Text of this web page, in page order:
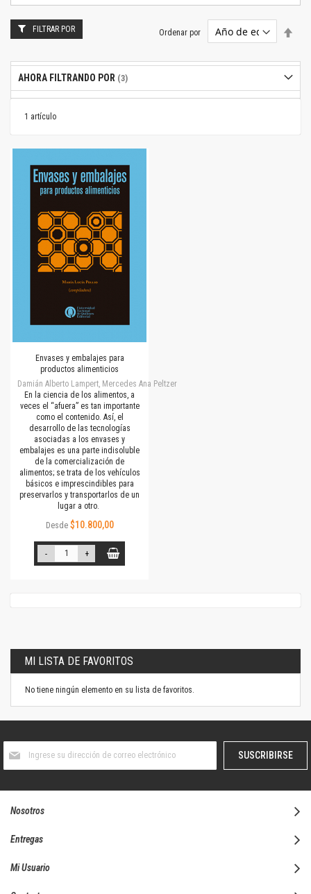
1 artículo
Ordenar por
Envases y embalajes para
productos alimenticios
Damián Alberto Lampert, Mercedes Ana Peltzer
En la ciencia de los alimentos, a
veces el “afuera” es tan importante
como el contenido. Así, el
desarrollo de las tecnologías
asociadas a los envases y
embalajes es una parte indisoluble
de la comercialización de
alimentos; se trata de los vehículos
básicos e imprescindibles para
preservarlos y transportarlos de un
lugar a otro.
Desde $10.800,00
- +
FILTRAR POR
AHORA FILTRANDO POR
MI LISTA DE FAVORITOS
No tiene ningún elemento en su lista de favoritos.
boletín
SUSCRIBIRSE
Nosotros
Entregas
Mi Usuario